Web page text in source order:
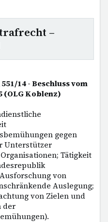
–
551/14 - Beschluss vom
(OLG Koblenz)
gegen
Unterstützer
Tätigkeit
von
Auslegung;
von Zielen und
der